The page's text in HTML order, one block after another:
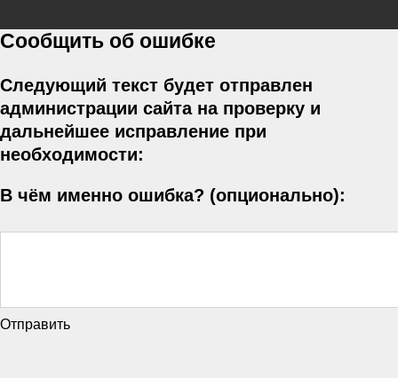
Сообщить об ошибке
Следующий текст будет отправлен
администрации сайта на проверку и
дальнейшее исправление при
необходимости:
В чём именно ошибка? (опционально):
Отправить